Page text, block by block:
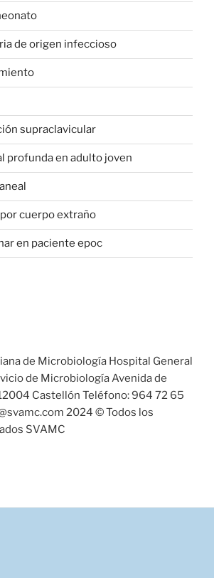
de origen infeccioso
supraclavicular
profunda en adulto joven
cuerpo extraño
en paciente epoc
de Microbiología Hospital General
de Microbiología Avenida de
Castellón Teléfono: 964 72 65
2024 © Todos los
SVAMC